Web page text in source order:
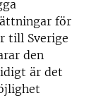
för
till Sverige
den
är det